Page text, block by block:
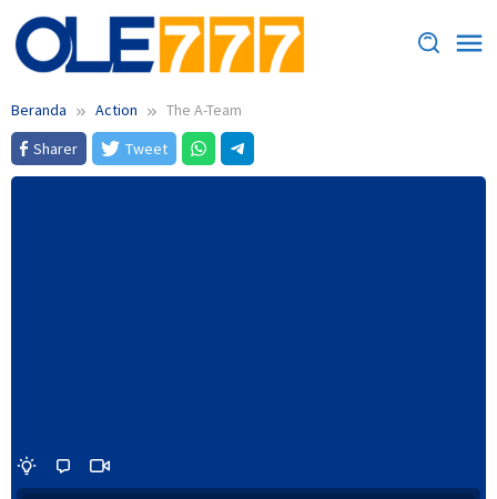
Loncat
ke
konten
Beranda Action
The A-Team
Sharer
Tweet